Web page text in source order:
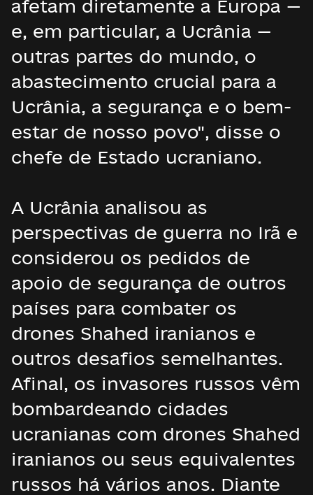
afetam diretamente a Europa —
e, em particular, a Ucrânia —
outras partes do mundo, o
abastecimento crucial para a
Ucrânia, a segurança e o bem-
estar de nosso povo", disse o
chefe de Estado ucraniano.
A Ucrânia analisou as
perspectivas de guerra no Irã e
considerou os pedidos de
apoio de segurança de outros
países para combater os
drones Shahed iranianos e
outros desafios semelhantes.
Afinal, os invasores russos vêm
bombardeando cidades
ucranianas com drones Shahed
iranianos ou seus equivalentes
russos há vários anos. Diante